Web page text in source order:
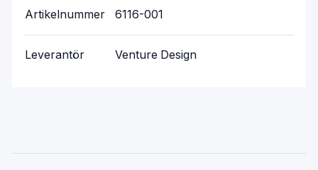
Artikelnummer 6116-001
Leverantör Venture Design